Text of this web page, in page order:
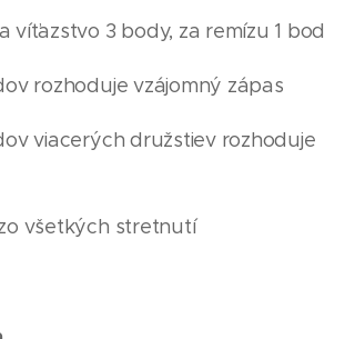
víťazstvo 3 body, za remízu 1 bod
rozhoduje vzájomný zápas
viacerých družstiev rozhoduje
všetkých stretnutí